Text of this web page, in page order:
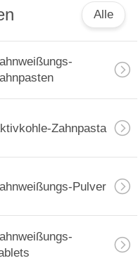
Alle
Zahnpasta
Pulver